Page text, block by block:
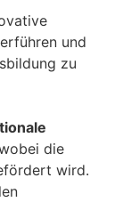
und
zu
die
wird.